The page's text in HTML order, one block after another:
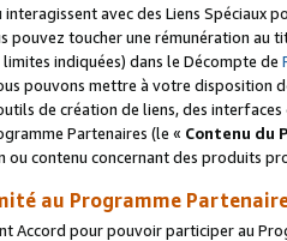
avec des Liens Spéciaux
pouvez toucher une rémunération
indiquées) dans le Décompte de
pouvons mettre à votre disposition
de création de liens, des
Partenaires (le « Contenu du
contenu concernant des produits
au Programme
Accord pour pouvoir participer au